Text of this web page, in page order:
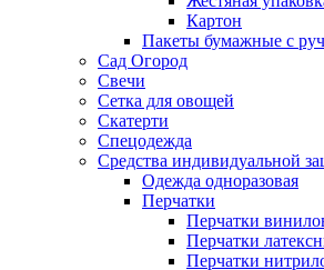
Картон
Пакеты бумажные с
Сад Огород
Свечи
Сетка для овощей
Скатерти
Спецодежда
Средства индивидуальной
Одежда одноразовая
Перчатки
Перчатки
Перчатки
Перчатки